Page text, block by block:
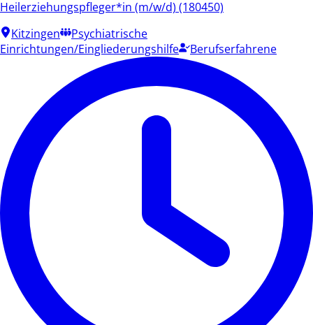
Heilerziehungspfleger*in (m/w/d) (180450)
Kitzingen
Psychiatrische
Einrichtungen/Eingliederungshilfe
Berufserfahrene